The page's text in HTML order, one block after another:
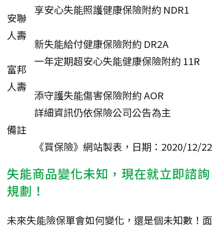
安聯
人壽
享安心失能照護健康保險附約 NDR1
新失能給付健康保險附約 DR2A
富邦
人壽
一年定期超安心失能健康保險附約 11R
添守護失能傷害保險附約 AOR
備註
詳細資訊仍依保險公司公告為主
《買保險》網站製表，日期：2020/12/22
失能商品變化未知，現在就立即諮詢
規劃！
未來失能險保單會如何變化，還是個未知數！面